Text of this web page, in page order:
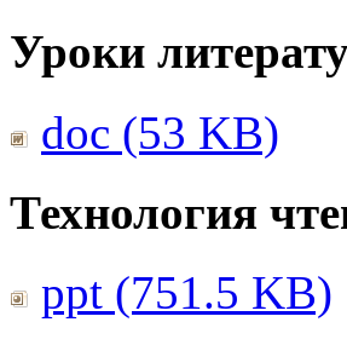
Уроки
doc (53 KB)
Технология
ppt (751.5 KB)